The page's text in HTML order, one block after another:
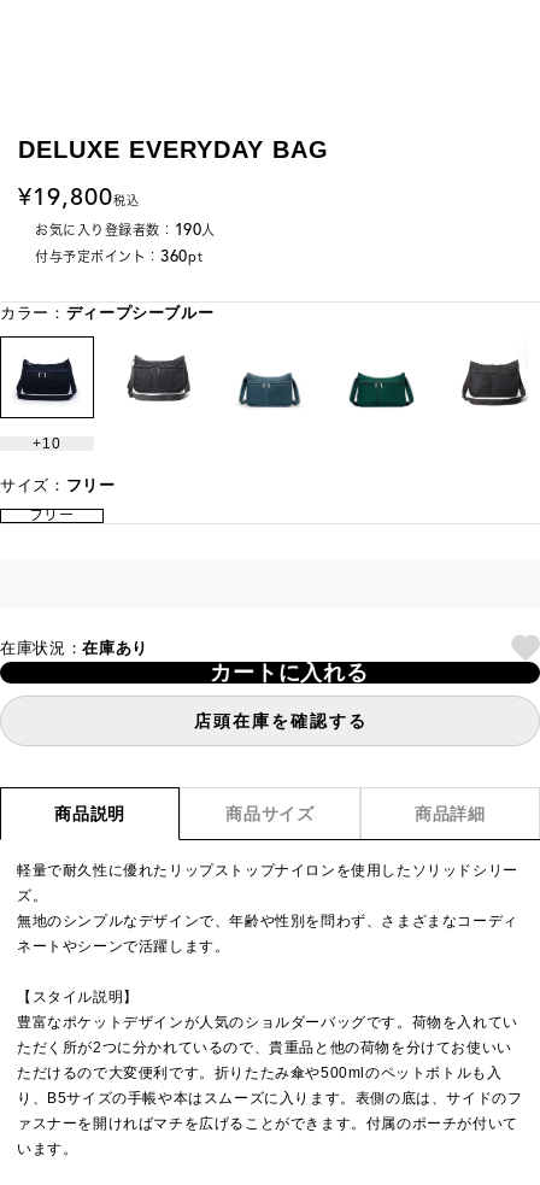
DELUXE EVERYDAY BAG
19,800税込
お気に入り登録者数： 190人
付与予定ポイント： 360pt
カラー： ディープシーブルー
10
サイズ： フリー
フリー
在庫状況：在庫あり
カートに入れる
店頭在庫を確認する
商品説明 商品サイズ 商品詳細
軽量で耐久性に優れたリップストップナイロンを使用したソリッドシリー
ズ。
無地のシンプルなデザインで、年齢や性別を問わず、さまざまなコーディ
ネートやシーンで活躍します。
【スタイル説明】
豊富なポケットデザインが人気のショルダーバッグです。荷物を入れてい
ただく所が2つに分かれているので、貴重品と他の荷物を分けてお使いい
ただけるので大変便利です。折りたたみ傘や500mlのペットボトルも入
り、B5サイズの手帳や本はスムーズに入ります。表側の底は、サイドのフ
ァスナーを開ければマチを広げることができます。付属のポーチが付いて
います。